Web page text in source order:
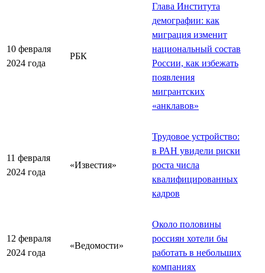
10 февраля
2024 года
РБК
Глава Института
демографии: как
миграция изменит
национальный состав
России, как избежать
появления
мигрантских
«анклавов»
11 февраля
2024 года
«Известия»
Трудовое устройство:
в РАН увидели риски
роста числа
квалифицированных
кадров
12 февраля
2024 года
«Ведомости»
Около половины
россиян хотели бы
работать в небольших
компаниях